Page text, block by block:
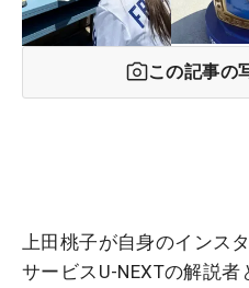
この記事の
上田桃子が自身のインス
サービスU-NEXTの解説